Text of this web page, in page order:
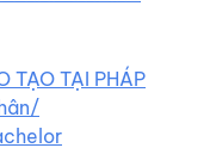
TẠO TẠI PHÁP